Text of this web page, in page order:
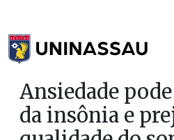
Ansiedade
da insônia e